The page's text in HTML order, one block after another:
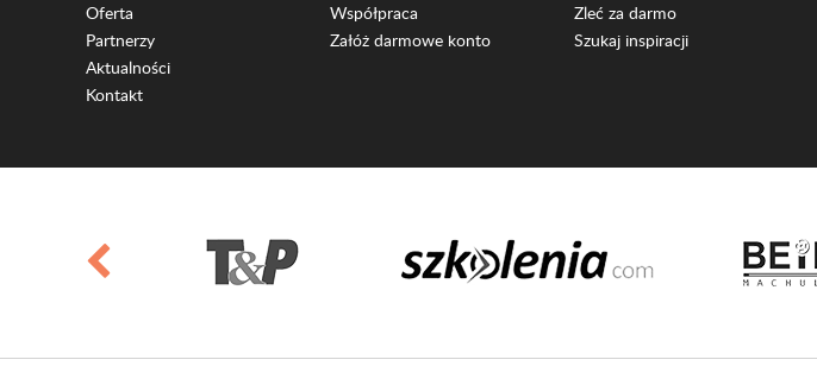
Oferta
Partnerzy
Aktualności
Kontakt
Współpraca
Załóż darmowe konto
Zleć za darmo
Szukaj inspiracji